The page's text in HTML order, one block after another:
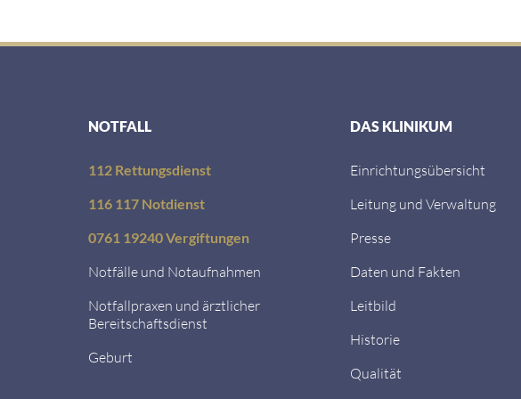
NOTFALL
112 Rettungsdienst
116 117 Notdienst
0761 19240 Vergiftungen
Notfälle und Notaufnahmen
Notfallpraxen und ärztlicher
Bereitschaftsdienst
Geburt
DAS KLINIKUM
Einrichtungsübersicht
Leitung und Verwaltung
Presse
Daten und Fakten
Leitbild
Historie
Qualität